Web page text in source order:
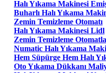
Halı Yıkama Makinesi
Buharlı Halı Yıkama
Zemin Temizleme Otomatı
Halı Yıkama Makinesi Lidl
Zemin Temizleme
Numatic Halı Yıkama
Hem Süpürge Hem Halı
Oto Yıkama Dükkanı